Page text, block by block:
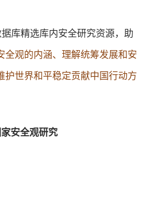
库精选库内安全研究资源，助
全观的内涵、理解统筹发展和安
护世界和平稳定贡献中国行动方
安全观研究